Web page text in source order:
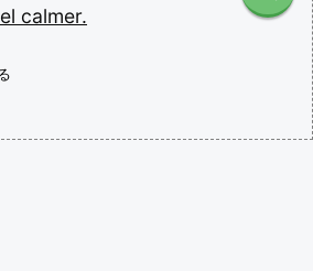
calmer.